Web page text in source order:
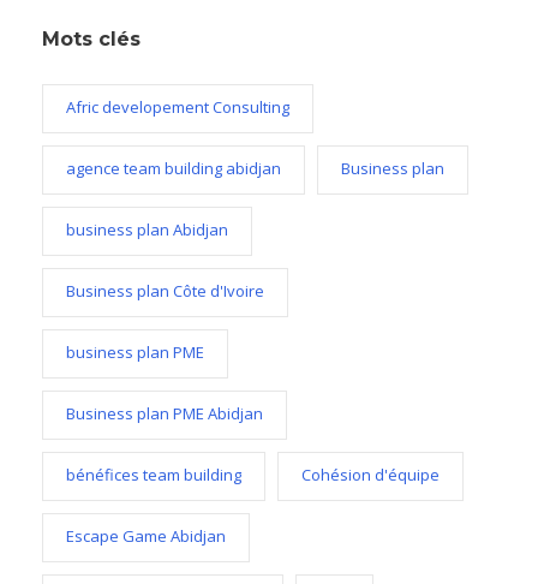
Mots clés
Afric developement Consulting
agence team building abidjan Business plan
business plan Abidjan
Business plan Côte d'Ivoire
business plan PME
Business plan PME Abidjan
bénéfices team building Cohésion d'équipe
Escape Game Abidjan